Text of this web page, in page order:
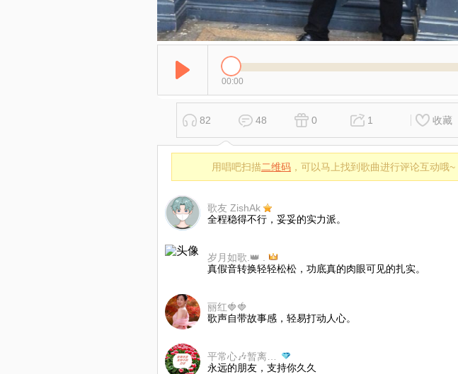
00:00
82 48 0 1 收藏
用唱吧扫描二维码 ，可以马上找到歌曲进行评论互动哦~
歌友 ZishAk
全程稳得不行，妥妥的实力派。
岁月如歌.👑 .
真假音转换轻轻松松，功底真的肉眼可见的扎实。
丽红🍓🍓
歌声自带故事感，轻易打动人心。
永远的朋友，支持你久久